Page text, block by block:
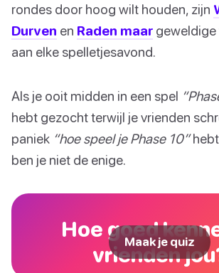
rondes door hoog wilt houden, zijn
Durven en Raden maar
aan elke spelletjesavond.
Als je ooit midden in een spel
hebt gezocht terwijl je vrienden
paniek “hoe speel je Phase 10”
ben je niet de enige.
Hoe goed
vrienden
Maak je quiz